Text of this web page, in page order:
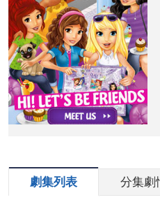
劇集列表 分集劇